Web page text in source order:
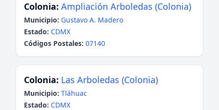
Colonia: Ampliación Arboledas (Colonia)
Municipio: Gustavo A. Madero
Estado: CDMX
Códigos Postales: 07140
Colonia: Las Arboledas (Colonia)
Municipio: Tláhuac
Estado: CDMX